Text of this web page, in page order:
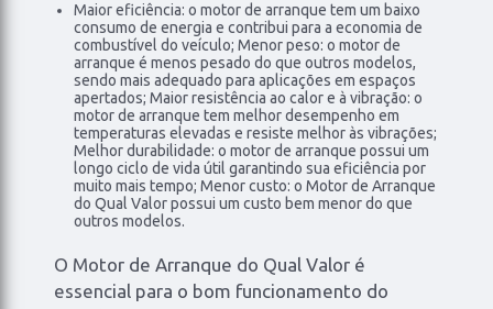
Maior eficiência: o motor de arranque tem um baixo
consumo de energia e contribui para a economia de
combustível do veículo; Menor peso: o motor de
arranque é menos pesado do que outros modelos,
sendo mais adequado para aplicações em espaços
apertados; Maior resistência ao calor e à vibração: o
motor de arranque tem melhor desempenho em
temperaturas elevadas e resiste melhor às vibrações;
Melhor durabilidade: o motor de arranque possui um
longo ciclo de vida útil garantindo sua eficiência por
muito mais tempo; Menor custo: o Motor de Arranque
do Qual Valor possui um custo bem menor do que
outros modelos.
O Motor de Arranque do Qual Valor é
essencial para o bom funcionamento do